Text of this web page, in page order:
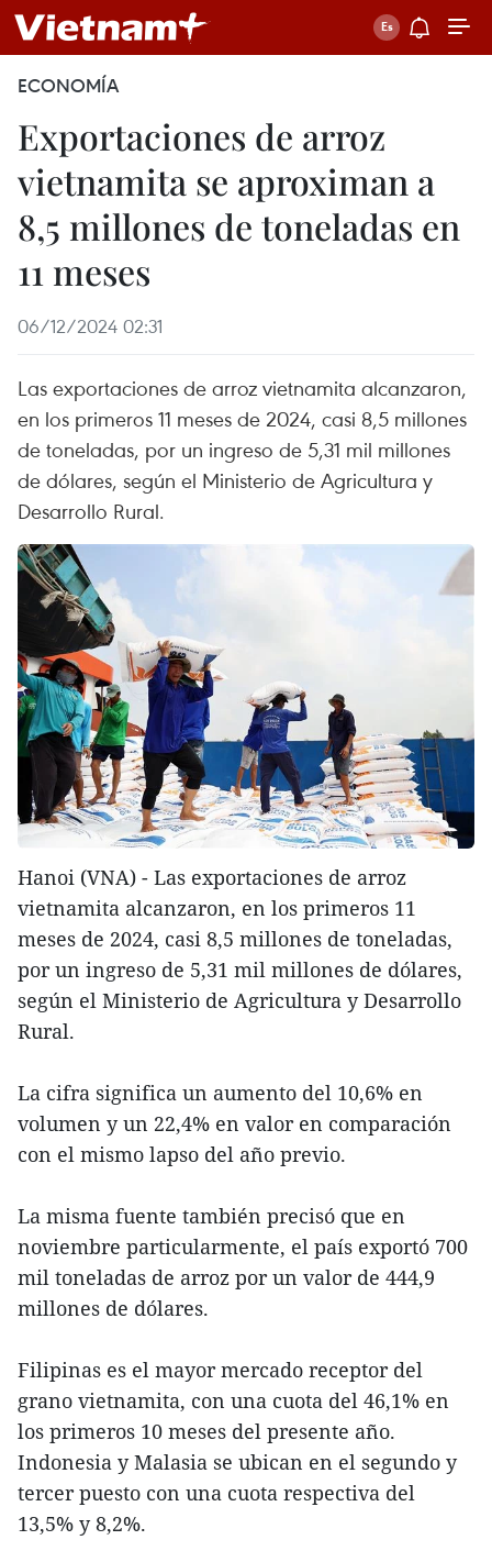
ECONOMÍA
Exportaciones de arroz
vietnamita se aproximan a
8,5 millones de toneladas en
11 meses
06/12/2024 02:31
Las exportaciones de arroz vietnamita alcanzaron,
en los primeros 11 meses de 2024, casi 8,5 millones
de toneladas, por un ingreso de 5,31 mil millones
de dólares, según el Ministerio de Agricultura y
Desarrollo Rural.
Hanoi (VNA) - Las exportaciones de arroz
vietnamita alcanzaron, en los primeros 11
meses de 2024, casi 8,5 millones de toneladas,
por un ingreso de 5,31 mil millones de dólares,
según el Ministerio de Agricultura y Desarrollo
Rural.
La cifra significa un aumento del 10,6% en
volumen y un 22,4% en valor en comparación
con el mismo lapso del año previo.
La misma fuente también precisó que en
noviembre particularmente, el país exportó 700
mil toneladas de arroz por un valor de 444,9
millones de dólares.
Filipinas es el mayor mercado receptor del
grano vietnamita, con una cuota del 46,1% en
los primeros 10 meses del presente año.
Indonesia y Malasia se ubican en el segundo y
tercer puesto con una cuota respectiva del
13,5% y 8,2%.